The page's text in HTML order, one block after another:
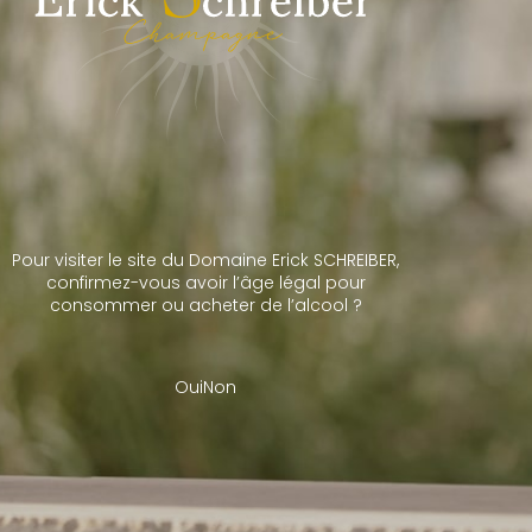
Gérer le consentement aux cookies
des données telles que le comportement de navigation ou les ID uniques sur ce site.
consentir ou de retirer son consentement peut avoir un effet négatif sur certaines
et fonctions.
Pour visiter le site du Domaine Erick SCHREIBER,
confirmez-vous avoir l’âge légal pour
consommer ou acheter de l’alcool ?
OuiNon